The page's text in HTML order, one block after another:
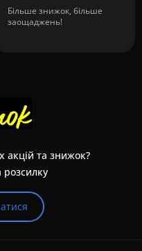
Більше знижок, більше
заощаджень!
акцій та знижок?
розсилку